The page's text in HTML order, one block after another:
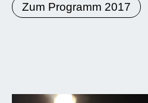
Zum Programm 2017